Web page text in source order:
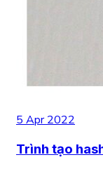
5 Apr 2022
Trình tạo